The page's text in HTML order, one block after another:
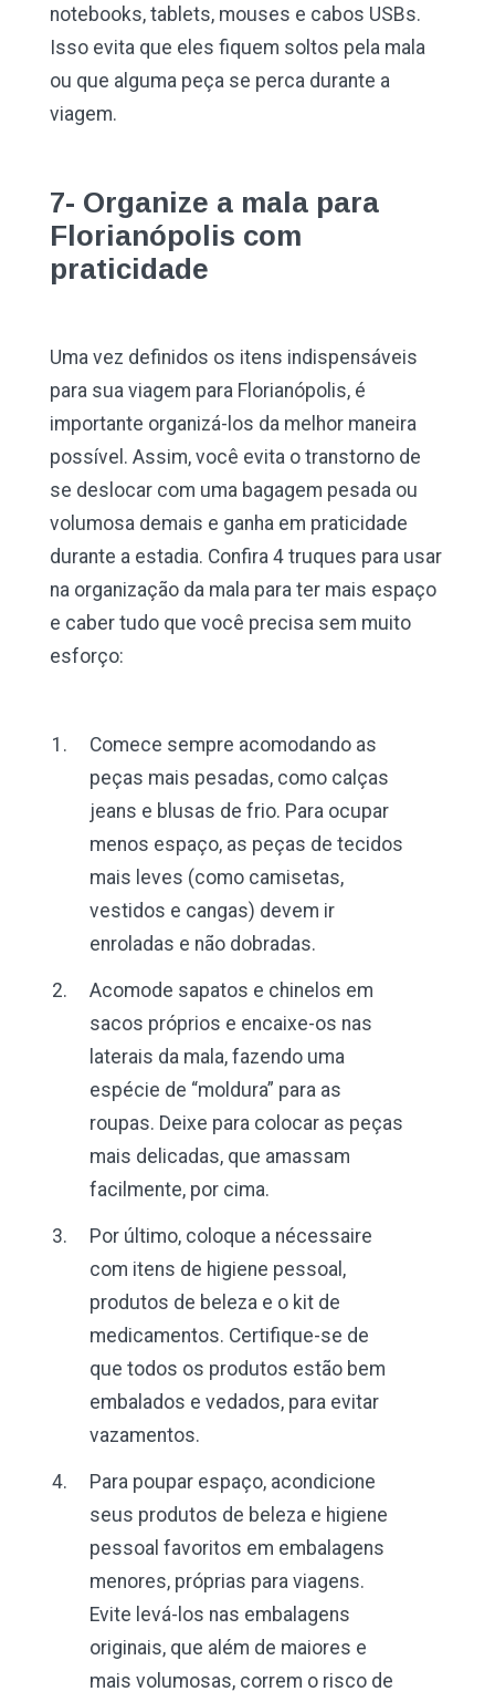
notebooks, tablets, mouses e cabos USBs.
Isso evita que eles fiquem soltos pela mala
ou que alguma peça se perca durante a
viagem.
7- Organize a mala para
Florianópolis com
praticidade
Uma vez definidos os itens indispensáveis
para sua viagem para Florianópolis, é
importante organizá-los da melhor maneira
possível. Assim, você evita o transtorno de
se deslocar com uma bagagem pesada ou
volumosa demais e ganha em praticidade
durante a estadia. Confira 4 truques para usar
na organização da mala para ter mais espaço
e caber tudo que você precisa sem muito
esforço:
Comece sempre acomodando as
peças mais pesadas, como calças
jeans e blusas de frio. Para ocupar
menos espaço, as peças de tecidos
mais leves (como camisetas,
vestidos e cangas) devem ir
enroladas e não dobradas.
Acomode sapatos e chinelos em
sacos próprios e encaixe-os nas
laterais da mala, fazendo uma
espécie de “moldura” para as
roupas. Deixe para colocar as peças
mais delicadas, que amassam
facilmente, por cima.
Por último, coloque a nécessaire
com itens de higiene pessoal,
produtos de beleza e o kit de
medicamentos. Certifique-se de
que todos os produtos estão bem
embalados e vedados, para evitar
vazamentos.
Para poupar espaço, acondicione
seus produtos de beleza e higiene
pessoal favoritos em embalagens
menores, próprias para viagens.
Evite levá-los nas embalagens
originais, que além de maiores e
mais volumosas, correm o risco de